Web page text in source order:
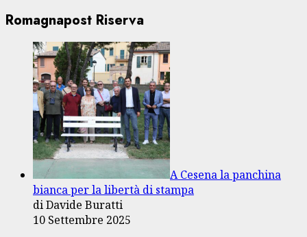
Romagnapost Riserva
A Cesena la panchina
bianca per la libertà di stampa
di Davide Buratti
10 Settembre 2025